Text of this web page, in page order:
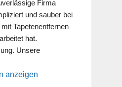
Firma
und sauber bei
Tapetenentfernen
hat.
Unsere
anzeigen